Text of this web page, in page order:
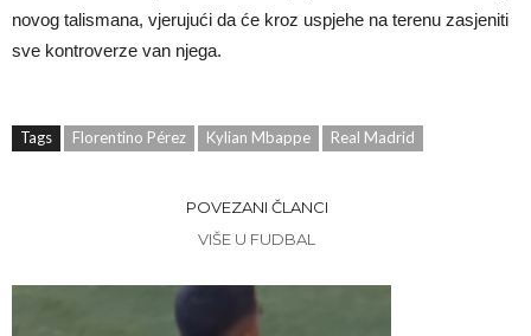
novog talismana, vjerujući da će kroz uspjehe na terenu zasjeniti
sve kontroverze van njega.
Tags Florentino Pérez Kylian Mbappe Real Madrid
POVEZANI ČLANCI
VIŠE U FUDBAL